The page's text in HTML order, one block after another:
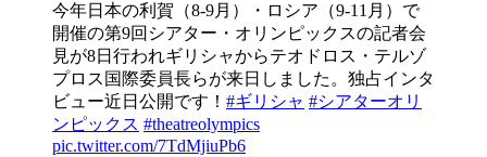
今年日本の利賀（8-9月）・ロシア（9-11月）で
開催の第9回シアター・オリンピックスの記者会
見が8日行われギリシャからテオドロス・テルゾ
プロス国際委員長らが来日しました。独占インタ
ビュー近日公開です！ #ギリシャ #シアターオリ
ンピックス #theatreolympics
pic.twitter.com/7TdMjiuPb6